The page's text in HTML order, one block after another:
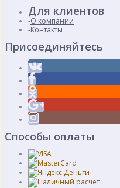
Для клиентов
О компании
Контакты
Присоединяйтесь
Способы оплаты